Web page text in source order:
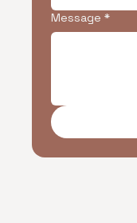
Message *